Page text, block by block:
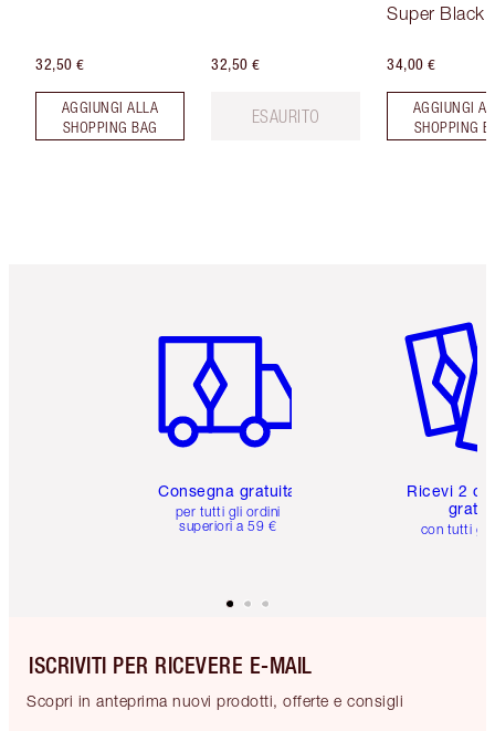
32,50 €
AGGIUNGI ALLA
SHOPPING BAG
32,50 €
ESAURITO
Super Black
34,00 €
AGGIUNGI
SHOPPING
Consegna gratuita
per tutti gli ordini
superiori a 59 €
Ricevi 2
con tutti gli
ISCRIVITI PER RICEVERE E-MAIL
Scopri in anteprima nuovi prodotti, offerte e consigli